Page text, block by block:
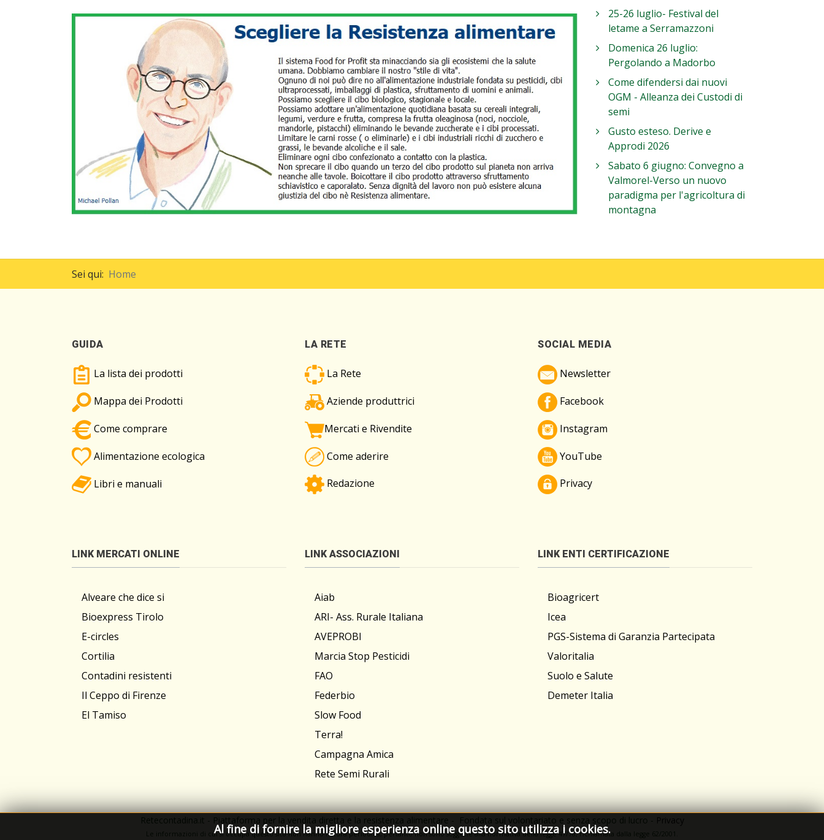
25-26 luglio- Festival del
letame a Serramazzoni
Domenica 26 luglio:
Pergolando a Madorbo
Come difendersi dai nuovi
OGM - Alleanza dei Custodi di
semi
Gusto esteso. Derive e
Approdi 2026
Sabato 6 giugno: Convegno a
Valmorel-Verso un nuovo
paradigma per l'agricoltura di
montagna
Sei qui: Home
GUIDA
La lista dei prodotti
Mappa dei Prodotti
Come comprare
Alimentazione ecologica
Libri e manuali
LA RETE
La Rete
Aziende produttrici
Mercati e Rivendite
Come aderire
Redazione
SOCIAL MEDIA
Newsletter
Facebook
Instagram
YouTube
Privacy
LINK MERCATI ONLINE
Alveare che dice si
Bioexpress Tirolo
E-circles
Cortilia
Contadini resistenti
Il Ceppo di Firenze
El Tamiso
LINK ASSOCIAZIONI
Aiab
ARI- Ass. Rurale Italiana
AVEPROBI
Marcia Stop Pesticidi
FAO
Federbio
Slow Food
Terra!
Campagna Amica
Rete Semi Rurali
LINK ENTI CERTIFICAZIONE
Bioagricert
Icea
PGS-Sistema di Garanzia Partecipata
Valoritalia
Suolo e Salute
Demeter Italia
Retecontadina.it - Piattaforma per la vendita diretta e la resistenza alimentare - Fondata sul volontariato e senza scopo di lucro - Privacy
Le informa­zioni di cui si occupa questo sito non hanno na­tura periodica, pertanto non sono sog­gette alla normativa della legge 47/78, richiamata dalla leg­ge 62/­2001.
Al fine di fornire la migliore esperienza online questo sito utilizza i cookies.